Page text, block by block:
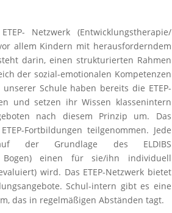
Netzwerk (Entwicklungstherapie/
allem Kindern mit herausforderndem
darin, einen strukturierten Rahmen
der sozial-emotionalen Kompetenzen
Schule haben bereits die ETEP-
und setzen ihr Wissen klassenintern
nach diesem Prinzip um. Das
Fortbildungen teilgenommen. Jede
der Grundlage des ELDIBS
Bogen) einen für sie/ihn individuell
wird. Das ETEP-Netzwerk bietet
Schul-intern gibt es eine
das in regelmäßigen Abständen tagt.